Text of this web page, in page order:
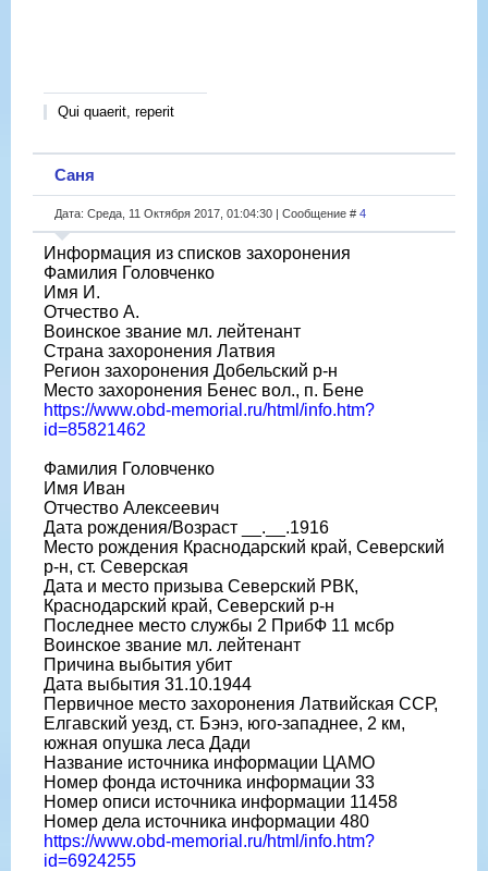
Qui quaerit, reperit
Саня
Дата: Среда, 11 Октября 2017, 01:04:30 | Сообщение # 4
Информация из списков захоронения
Фамилия Головченко
Имя И.
Отчество А.
Воинское звание мл. лейтенант
Страна захоронения Латвия
Регион захоронения Добельский р-н
Место захоронения Бенес вол., п. Бене
https://www.obd-memorial.ru/html/info.htm?
id=85821462
Фамилия Головченко
Имя Иван
Отчество Алексеевич
Дата рождения/Возраст __.__.1916
Место рождения Краснодарский край, Северский
р-н, ст. Северская
Дата и место призыва Северский РВК,
Краснодарский край, Северский р-н
Последнее место службы 2 ПрибФ 11 мсбр
Воинское звание мл. лейтенант
Причина выбытия убит
Дата выбытия 31.10.1944
Первичное место захоронения Латвийская ССР,
Елгавский уезд, ст. Бэнэ, юго-западнее, 2 км,
южная опушка леса Дади
Название источника информации ЦАМО
Номер фонда источника информации 33
Номер описи источника информации 11458
Номер дела источника информации 480
https://www.obd-memorial.ru/html/info.htm?
id=6924255